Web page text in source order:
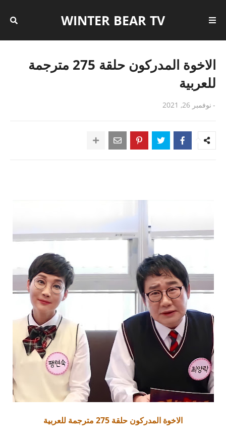
WINTER BEAR TV
الاخوة المدركون حلقة 275 مترجمة
للعربية
- نوفمبر 26, 2021
الاخوة المدركون حلقة 275 مترجمة للعربية